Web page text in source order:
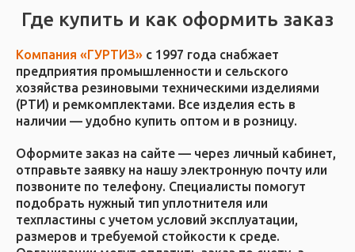
Где купить и как оформить заказ
Компания «ГУРТИЗ» с 1997 года снабжает
предприятия промышленности и сельского
хозяйства резиновыми техническими изделиями
(РТИ) и ремкомплектами. Все изделия есть в
наличии — удобно купить оптом и в розницу.
Оформите заказ на сайте — через личный кабинет,
отправьте заявку на нашу электронную почту или
позвоните по телефону. Специалисты помогут
подобрать нужный тип уплотнителя или
техпластины с учетом условий эксплуатации,
размеров и требуемой стойкости к среде.